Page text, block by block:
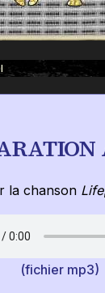
la chanson Life
(fichier mp3)